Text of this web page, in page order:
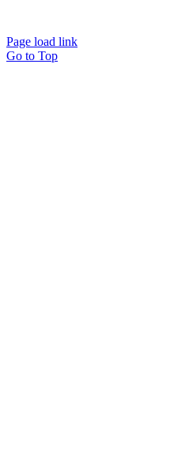
Page load link
Go to Top